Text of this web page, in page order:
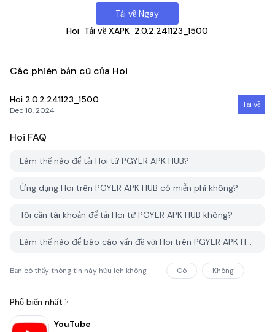
Tải về Ngay
Hoi Tải về XAPK 2.0.2.241123_1500
Các phiên bản cũ của Hoi
Hoi 2.0.2.241123_1500
Dec 18, 2024
Tải về
Hoi FAQ
Làm thế nào để tải Hoi từ PGYER APK HUB?
Ứng dụng Hoi trên PGYER APK HUB có miễn phí không?
Tôi cần tài khoản để tải Hoi từ PGYER APK HUB không?
Làm thế nào để báo cáo vấn đề với Hoi trên PGYER APK HUB?
Bạn có thấy thông tin này hữu ích không Có Không
Phổ biến nhất
YouTube